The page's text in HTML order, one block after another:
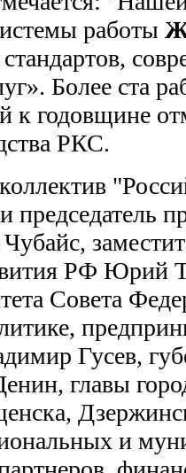
работы
Более ста
к годовщине
РКС.
председатель
РФ Юрий
Совета
Гусев,
главы
и